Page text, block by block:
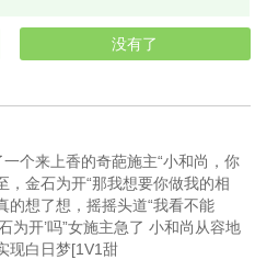
没有了
个来上香的奇葩施主“小和尚，你
，金石为开“那我想要你做我的相
的想了想，摇摇头道“我看不能
为开’吗”女施主急了 小和尚从容地
现白日梦[1V1甜